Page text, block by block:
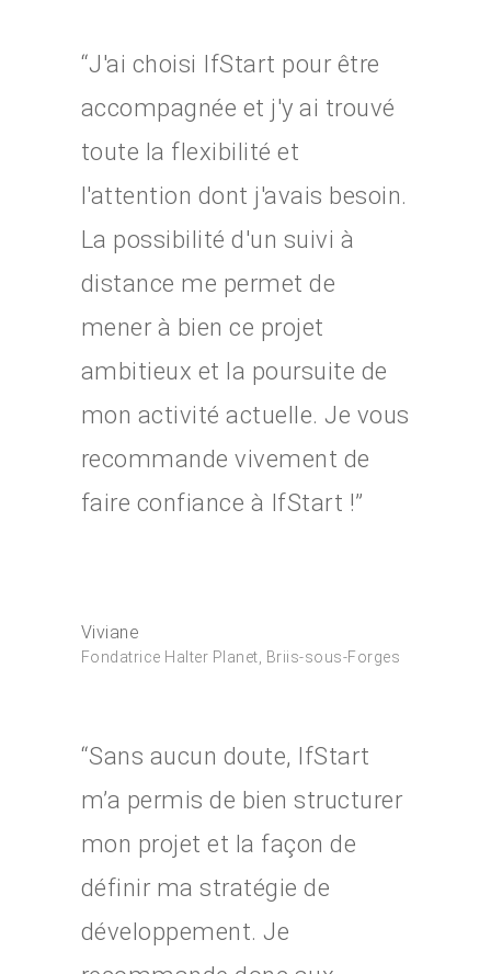
“J'ai choisi IfStart pour être
accompagnée et j'y ai trouvé
toute la flexibilité et
l'attention dont j'avais besoin.
La possibilité d'un suivi à
distance me permet de
mener à bien ce projet
ambitieux et la poursuite de
mon activité actuelle. Je vous
recommande vivement de
faire confiance à IfStart !”
Viviane
Fondatrice Halter Planet, Briis-sous-Forges
“Sans aucun doute, IfStart
m’a permis de bien structurer
mon projet et la façon de
définir ma stratégie de
développement. Je